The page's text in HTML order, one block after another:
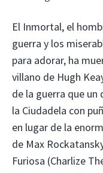
El Inmortal, el
guerra y los
para adorar, ha
villano de Hugh
de la guerra que
la Ciudadela con
en lugar de la
de Max
Furiosa (Charlize